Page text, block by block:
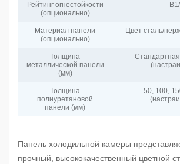
Рейтинг огнестойкости
(опционально)
Материал панели
(опционально)
Цвет сталь/
Толщина
металлической панели
(мм)
Толщина
полиуретановой
панели (мм)
50, 100,
Панель холодильной камеры
прочный, высококачественный цветной